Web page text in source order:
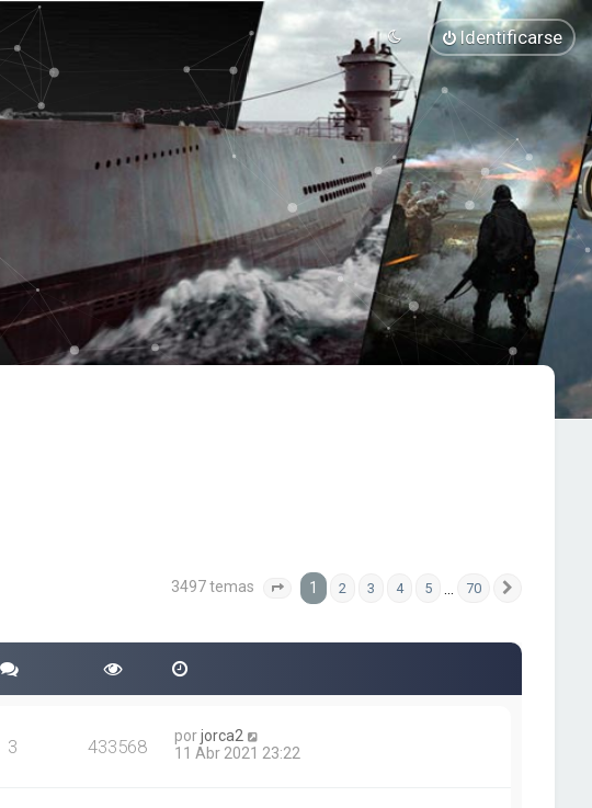
Identificarse
3497 temas Página 1de 70
1 2 3 4 5 70
3 433568 porjorca2
11 Abr 2021 23:22